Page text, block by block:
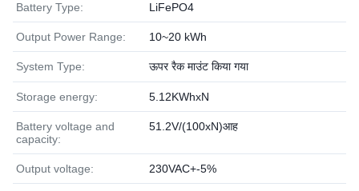
Battery Type: LiFePO4
Output Power Range: 10~20 kWh
System Type: ऊपर रैक माउंट किया गया
Storage energy: 5.12KWhxN
Battery voltage and
capacity:
51.2V/(100xN)आह
Output voltage: 230VAC+-5%